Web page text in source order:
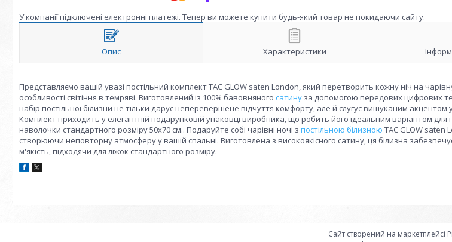
У компанії підключені електронні платежі. Тепер ви можете купити будь-який товар не покидаючи сайту.
Опис Характеристики
Представляємо вашій увазі постільний комплект TAC GLOW saten London, який перетворить кожну ніч на
особливості світіння в темряві. Виготовлений із 100% бавовняного сатину за допомогою передових цифрових
набір постільної білизни не тільки дарує неперевершене відчуття комфорту, але й слугує вишуканим акцентом
Комплект приходить у елегантній подарунковій упаковці виробника, що робить його ідеальним варіантом для
наволочки стандартного розміру 50x70 см.. Подаруйте собі чарівні ночі з постільною білизною TAC GLOW saten
створюючи неповторну атмосферу у вашій спальні. Виготовлена з високоякісного сатину, ця білизна
м'якість, підходячи для ліжок стандартного розміру.
Сайт створений на маркетплейсі